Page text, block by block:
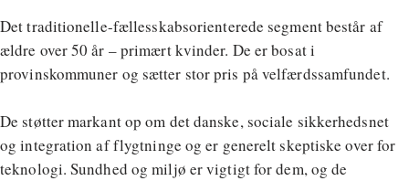
Det traditionelle-fællesskabsorienterede segment består af
ældre over 50 år – primært kvinder. De er bosat i
provinskommuner og sætter stor pris på velfærdssamfundet.
De støtter markant op om det danske, sociale sikkerhedsnet
og integration af flygtninge og er generelt skeptiske over for
teknologi. Sundhed og miljø er vigtigt for dem, og de